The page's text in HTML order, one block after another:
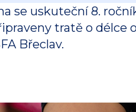
se uskuteční 8.
tratě o délce
Břeclav.